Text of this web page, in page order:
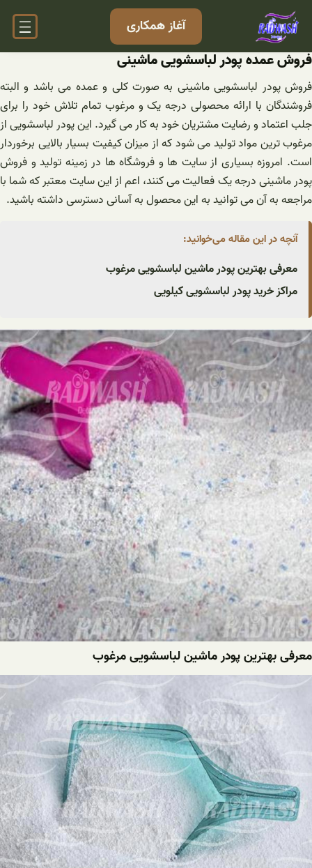
رفتن
آغاز همکاری
فروش عمده پودر لباسشویی ماشینی
فروش پودر لباسشویی ماشینی به صورت کلی و عمده می باشد و البته
فروشندگان با ارائه محصولی درجه یک و مرغوب تمام تلاش خود را برای
جلب اعتماد و رضایت مشتریان خود به کار می گیرد. این پودر لباسشویی از
مرغوب ترین مواد تولید می شود که از میزان کیفیت بسیار بالایی برخوردار
است. امروزه بسیاری از سایت ها و فروشگاه ها در زمینه تولید و فروش
پودر ماشینی درجه یک فعالیت می کنند، اعم از این سایت معتبر که شما با
مراجعه به آن می توانید به این محصول به آسانی دسترسی داشته باشید.
آنچه در این مقاله می‌خوانید:
معرفی بهترین پودر ماشین لباسشویی مرغوب
مراکز خرید پودر لباسشویی کیلویی
معرفی بهترین پودر ماشین لباسشویی مرغوب